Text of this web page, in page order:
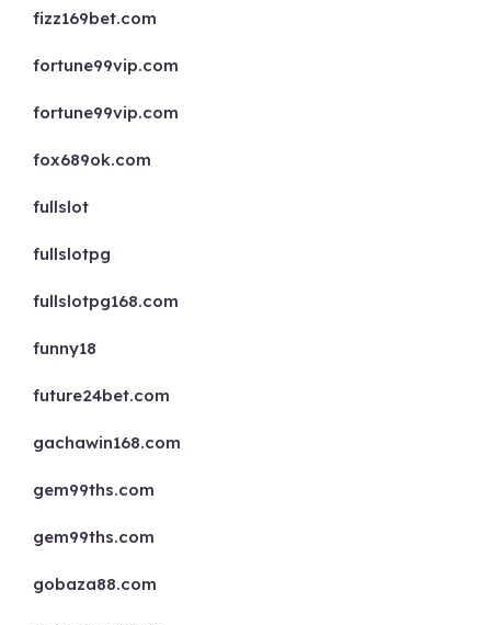
fizz169bet.com
fortune99vip.com
fortune99vip.com
fox689ok.com
fullslot
fullslotpg
fullslotpg168.com
funny18
future24bet.com
gachawin168.com
gem99ths.com
gem99ths.com
gobaza88.com